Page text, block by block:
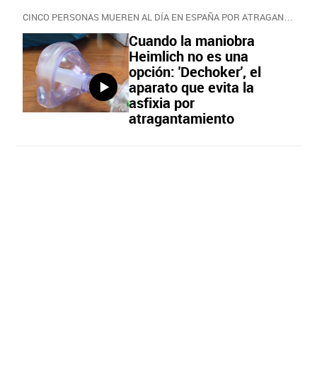
Cuando la maniobra
Heimlich no es una
opción: 'Dechoker', el
aparato que evita la
asfixia por
atragantamiento